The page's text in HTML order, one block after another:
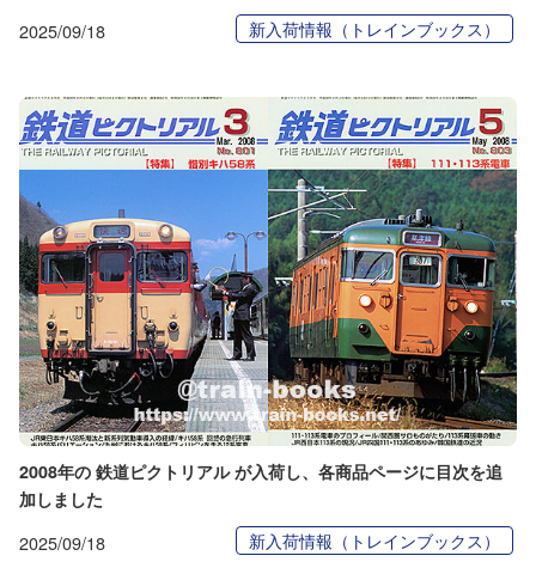
2025/09/18 新入荷情報（トレインブックス）
2008年の 鉄道ピクトリアル が入荷し、各商品ページに目次を追
加しました
2025/09/18 新入荷情報（トレインブックス）